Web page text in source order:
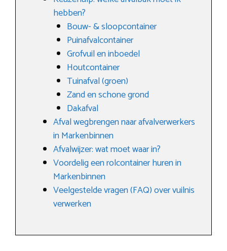
hebben?
Bouw- & sloopcontainer
Puinafvalcontainer
Grofvuil en inboedel
Houtcontainer
Tuinafval (groen)
Zand en schone grond
Dakafval
Afval wegbrengen naar afvalverwerkers
in Markenbinnen
Afvalwijzer: wat moet waar in?
Voordelig een rolcontainer huren in
Markenbinnen
Veelgestelde vragen (FAQ) over vuilnis
verwerken